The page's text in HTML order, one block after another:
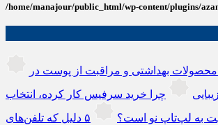
/home/manajour/public_html/wp-content/plugins/
بهداشتی و مراقبت از پوست در
چرا خرید سرفیس کار کرده، انتخاب
به لپ‌تاپ نو است؟
۵ دلیل که تلفن‌های